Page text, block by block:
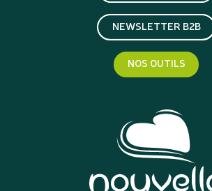
NEWSLETTER B2B
NOS OUTILS